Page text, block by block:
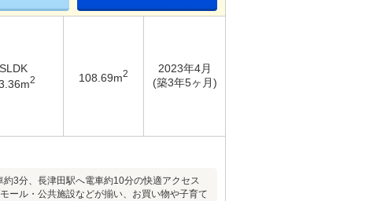
2 108.69m2
2023年4月
(築3年5ヶ月)
3分、長津田駅へ電車約10分の快適アクセス
ール・公共施設などが揃い、お買い物や子育て